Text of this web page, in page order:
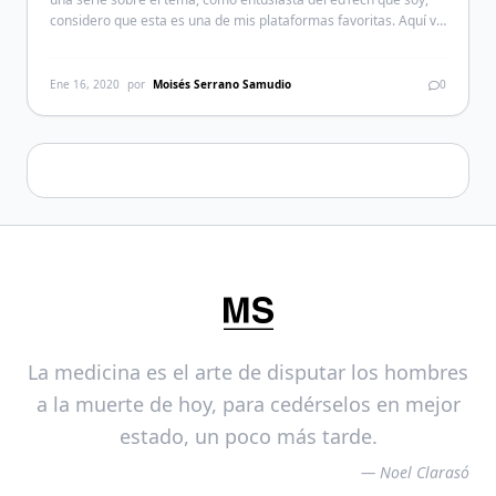
considero que esta es una de mis plataformas favoritas. Aquí va
surgió una iniciativa entre […]
Ene 16, 2020 por Moisés Serrano Samudio 0
La medicina es el arte de disputar los hombres
a la muerte de hoy, para cedérselos en mejor
estado, un poco más tarde.
— Noel Clarasó